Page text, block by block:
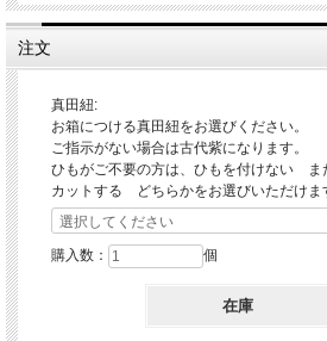
注文
真田紐:
お箱につける真田紐をお選びください。
ご指示がない場合は古代紫になります。
ひもがご不要の方は、ひもを付けない
カットする どちらかをお選びいただけま
購入数： 個
在庫